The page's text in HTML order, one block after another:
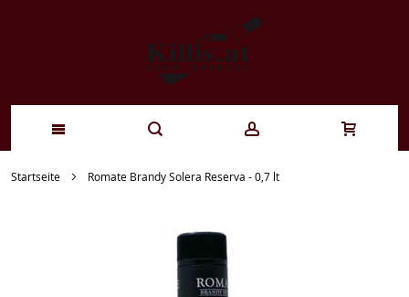
Zum
Startseite Romate Brandy Solera Reserva - 0,7 lt